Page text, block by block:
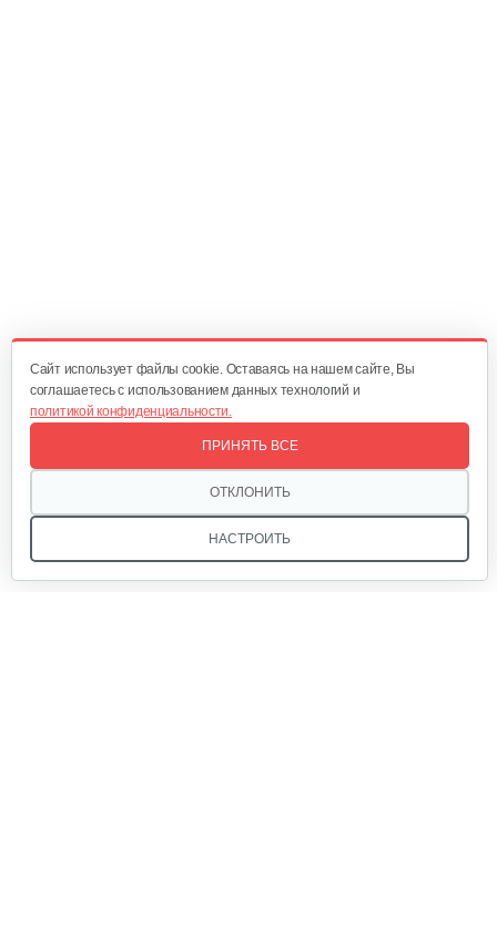
300 руб Смотреть
Насос погружной AL-KO Drain 10000 Comfort
Cайт использует файлы cookie. Оставаясь на нашем сайте, Вы
соглашаетесь с использованием данных технологий и
политикой конфиденциальности.
НАСТРОИТЬ
ОТКЛОНИТЬ
ПРИНЯТЬ ВСЕ